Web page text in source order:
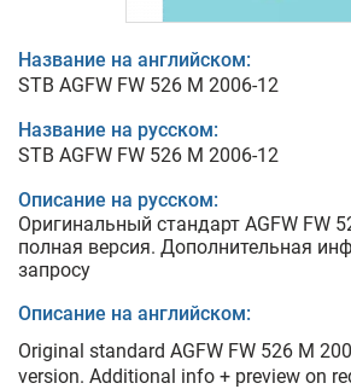
Название на английском:
STB AGFW FW 526 M 2006-12
Название на русском:
STB AGFW FW 526 M 2006-12
Описание на русском:
Оригинальный стандарт AGFW FW
полная версия. Дополнительная
запросу
Описание на английском:
Original standard AGFW FW 526 M
version. Additional info + preview on